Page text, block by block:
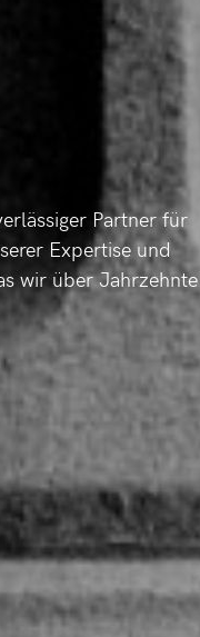
Partner für
Expertise und
wir über Jahrzehnte